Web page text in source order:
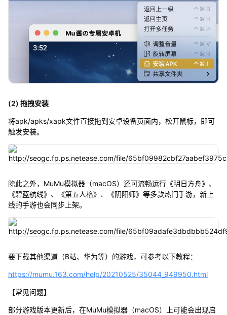
(2) 拖拽安装
将apk/apks/xapk文件直接拖到安卓设备页面内，松开鼠标，即可
触发安装。
除此之外，MuMu模拟器（macOS）还可流畅运行《明日方舟》、
《碧蓝航线》、《第五人格》、《阴阳师》等多款热门手游，新上
线的手游也会同步上架。
要下载其他渠道（B站、华为等）的游戏，可参考以下教程：
https://mumu.163.com/help/20210525/35044_949950.html
【常见问题】
部分游戏版本更新后，在MuMu模拟器（macOS）上可能会出现启